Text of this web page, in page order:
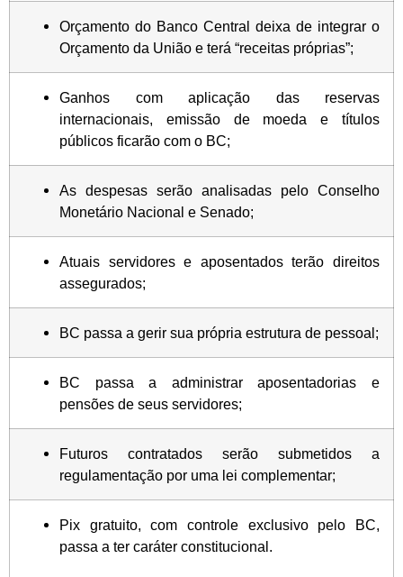
Orçamento do Banco Central deixa de integrar o
Orçamento da União e terá “receitas próprias”;
Ganhos com aplicação das reservas
internacionais, emissão de moeda e títulos
públicos ficarão com o BC;
As despesas serão analisadas pelo Conselho
Monetário Nacional e Senado;
Atuais servidores e aposentados terão direitos
assegurados;
BC passa a gerir sua própria estrutura de pessoal;
BC passa a administrar aposentadorias e
pensões de seus servidores;
Futuros contratados serão submetidos a
regulamentação por uma lei complementar;
Pix gratuito, com controle exclusivo pelo BC,
passa a ter caráter constitucional.